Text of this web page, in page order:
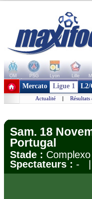
OM PSG Lyon Lille
+ de clubs
Mercato Ligue 1 L2/
Actualité | Résultats
Sam. 18
Portugal
Stade :
Spectateurs : -